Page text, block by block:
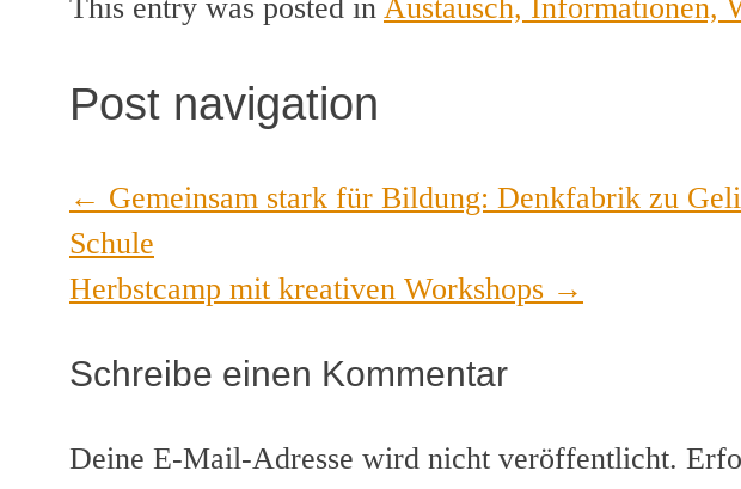
This entry was posted in Austausch, Informationen,
Post navigation
← Gemeinsam stark für Bildung: Denkfabrik zu
Schule
Herbstcamp mit kreativen Workshops →
Schreibe einen Kommentar
Deine E-Mail-Adresse wird nicht veröffentlicht.